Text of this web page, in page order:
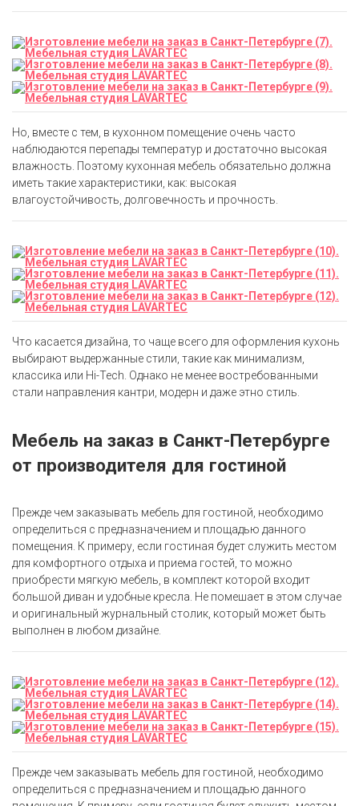
Но, вместе с тем, в кухонном помещение очень часто
наблюдаются перепады температур и достаточно высокая
влажность. Поэтому кухонная мебель обязательно должна
иметь такие характеристики, как: высокая
влагоустойчивость, долговечность и прочность.
Что касается дизайна, то чаще всего для оформления кухонь
выбирают выдержанные стили, такие как минимализм,
классика или Hi-Tech. Однако не менее востребованными
стали направления кантри, модерн и даже этно стиль.
Мебель на заказ в Санкт-Петербурге
от производителя для гостиной
Прежде чем заказывать мебель для гостиной, необходимо
определиться с предназначением и площадью данного
помещения. К примеру, если гостиная будет служить местом
для комфортного отдыха и приема гостей, то можно
приобрести мягкую мебель, в комплект которой входит
большой диван и удобные кресла. Не помешает в этом случае
и оригинальный журнальный столик, который может быть
выполнен в любом дизайне.
Прежде чем заказывать мебель для гостиной, необходимо
определиться с предназначением и площадью данного